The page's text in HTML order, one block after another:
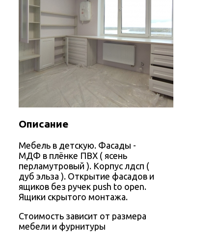
Описание
Мебель в детскую. Фасады -
МДФ в плëнке ПВХ ( ясень
перламутровый ). Корпус лдсп (
дуб эльза ). Открытие фасадов и
ящиков без ручек push to open.
Ящики скрытого монтажа.
Стоимость зависит от размера
мебели и фурнитуры